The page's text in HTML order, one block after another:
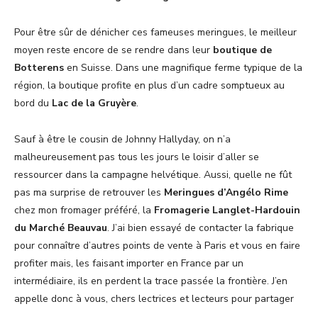
Pour être sûr de dénicher ces fameuses meringues, le meilleur
moyen reste encore de se rendre dans leur boutique de
Botterens en Suisse. Dans une magnifique ferme typique de la
région, la boutique profite en plus d’un cadre somptueux au
bord du Lac de la Gruyère.
Sauf à être le cousin de Johnny Hallyday, on n’a
malheureusement pas tous les jours le loisir d’aller se
ressourcer dans la campagne helvétique. Aussi, quelle ne fût
pas ma surprise de retrouver les Meringues d’Angélo Rime
chez mon fromager préféré, la Fromagerie Langlet-Hardouin
du Marché Beauvau. J’ai bien essayé de contacter la fabrique
pour connaître d’autres points de vente à Paris et vous en faire
profiter mais, les faisant importer en France par un
intermédiaire, ils en perdent la trace passée la frontière. J’en
appelle donc à vous, chers lectrices et lecteurs pour partager